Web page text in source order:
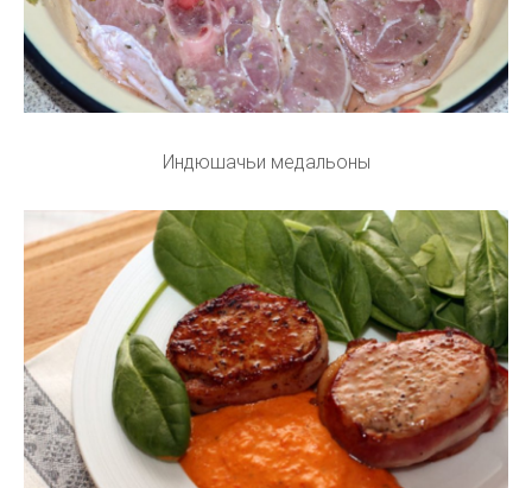
Индюшачьи медальоны